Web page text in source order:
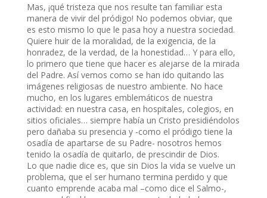
Mas, ¡qué tristeza que nos resulte tan familiar esta
manera de vivir del pródigo! No podemos obviar, que
es esto mismo lo que le pasa hoy a nuestra sociedad.
Quiere huir de la moralidad, de la exigencia, de la
honradez, de la verdad, de la honestidad… Y para ello,
lo primero que tiene que hacer es alejarse de la mirada
del Padre. Así vemos como se han ido quitando las
imágenes religiosas de nuestro ambiente. No hace
mucho, en los lugares emblemáticos de nuestra
actividad: en nuestra casa, en hospitales, colegios, en
sitios oficiales… siempre había un Cristo presidiéndolos
pero dañaba su presencia y -como el pródigo tiene la
osadía de apartarse de su Padre- nosotros hemos
tenido la osadía de quitarlo, de prescindir de Dios.
Lo que nadie dice es, que sin Dios la vida se vuelve un
problema, que el ser humano termina perdido y que
cuanto emprende acaba mal –como dice el Salmo-,